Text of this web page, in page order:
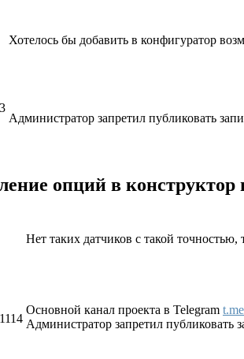
Хотелось бы добавить в конфигуратор
Администратор запретил публиковать
опций в
Нет таких датчиков с такой
Основной канал проекта в Telegram
Администратор запретил публиковать